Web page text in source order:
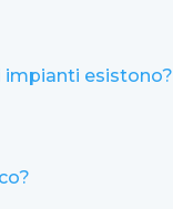
impianti esistono?